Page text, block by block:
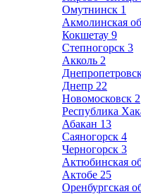
Омутнинск 1
Акмолинская
Кокшетау 9
Степногорск 3
Акколь 2
Днепр 22
Новомосковск 2
Республика
Абакан 13
Саяногорск 4
Черногорск 3
Актюбинская
Актобе 25
Оренбургская